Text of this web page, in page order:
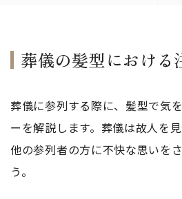
葬儀の髪型における
葬儀に参列する際に、髪型で気
ーを解説します。葬儀は故人を
他の参列者の方に不快な思いを
う。